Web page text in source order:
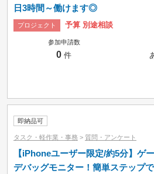
日3時間～働けます◎
プロジェクト 予算 別途相談
参加申請数
0 件
即納品可
タスク・軽作業・事務 > 質問・アンケート
【iPhoneユーザー限定/約5分】ゲ
デバッグモニター！簡単ステップ